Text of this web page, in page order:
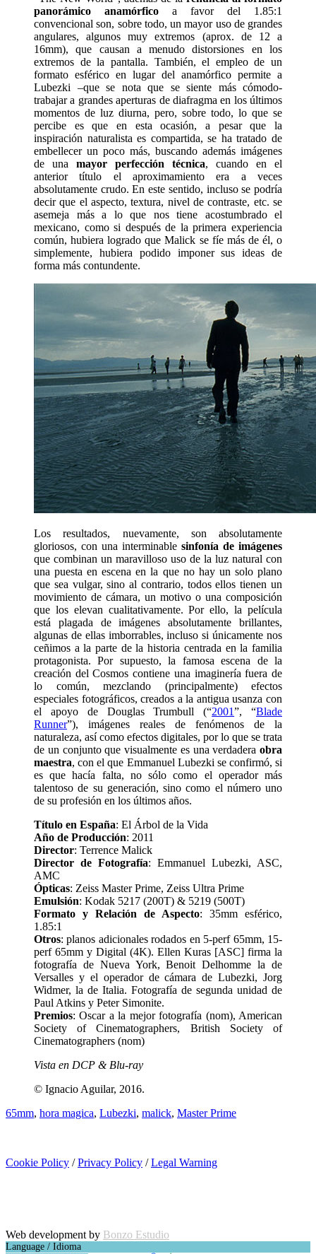
panorámico anamórfico a favor del 1.85:1
convencional son, sobre todo, un mayor uso de grandes
angulares, algunos muy extremos (aprox. de 12 a
16mm), que causan a menudo distorsiones en los
extremos de la pantalla. También, el empleo de un
formato esférico en lugar del anamórfico permite a
Lubezki –que se nota que se siente más cómodo-
trabajar a grandes aperturas de diafragma en los últimos
momentos de luz diurna, pero, sobre todo, lo que se
percibe es que en esta ocasión, a pesar que la
inspiración naturalista es compartida, se ha tratado de
embellecer un poco más, buscando además imágenes
de una mayor perfección técnica, cuando en el
anterior título el aproximamiento era a veces
absolutamente crudo. En este sentido, incluso se podría
decir que el aspecto, textura, nivel de contraste, etc. se
asemeja más a lo que nos tiene acostumbrado el
mexicano, como si después de la primera experiencia
común, hubiera logrado que Malick se fíe más de él, o
simplemente, hubiera podido imponer sus ideas de
forma más contundente.
Los resultados, nuevamente, son absolutamente
gloriosos, con una interminable sinfonía de imágenes
que combinan un maravilloso uso de la luz natural con
una puesta en escena en la que no hay un solo plano
que sea vulgar, sino al contrario, todos ellos tienen un
movimiento de cámara, un motivo o una composición
que los elevan cualitativamente. Por ello, la película
está plagada de imágenes absolutamente brillantes,
algunas de ellas imborrables, incluso si únicamente nos
ceñimos a la parte de la historia centrada en la familia
protagonista. Por supuesto, la famosa escena de la
creación del Cosmos contiene una imaginería fuera de
lo común, mezclando (principalmente) efectos
especiales fotográficos, creados a la antigua usanza con
el apoyo de Douglas Trumbull (“2001”, “Blade
Runner”), imágenes reales de fenómenos de la
naturaleza, así como efectos digitales, por lo que se trata
de un conjunto que visualmente es una verdadera obra
maestra, con el que Emmanuel Lubezki se confirmó, si
es que hacía falta, no sólo como el operador más
talentoso de su generación, sino como el número uno
de su profesión en los últimos años.
Título en España: El Árbol de la Vida
Año de Producción: 2011
Director: Terrence Malick
Director de Fotografía: Emmanuel Lubezki, ASC,
AMC
Ópticas: Zeiss Master Prime, Zeiss Ultra Prime
Emulsión: Kodak 5217 (200T) & 5219 (500T)
Formato y Relación de Aspecto: 35mm esférico,
1.85:1
Otros: planos adicionales rodados en 5-perf 65mm, 15-
perf 65mm y Digital (4K). Ellen Kuras [ASC] firma la
fotografía de Nueva York, Benoit Delhomme la de
Versalles y el operador de cámara de Lubezki, Jorg
Widmer, la de Italia. Fotografía de segunda unidad de
Paul Atkins y Peter Simonite.
Premios: Oscar a la mejor fotografía (nom), American
Society of Cinematographers, British Society of
Cinematographers (nom)
Vista en DCP & Blu-ray
© Ignacio Aguilar, 2016.
65mm, hora magica, Lubezki, malick, Master Prime
Cookie Policy /Privacy Policy /Legal Warning
Web development by Bonzo Estudio
Language / Idioma